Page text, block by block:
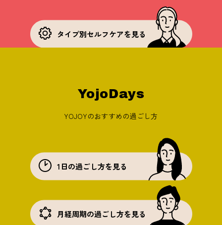
タイプ別セルフケアを見る
YojoDays
YOJOYのおすすめの過ごし方
1日の過ごし方を見る
月経周期の過ごし方を見る